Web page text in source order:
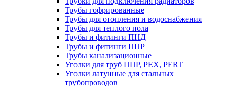
Трубы гофрированные
Трубы для отопления и водоснабжения
Трубы для теплого пола
Трубы и фитинги ПНД
Трубы и фитинги ППР
Трубы канализационные
Уголки для труб ППР, PEX, PERT
Уголки латунные для стальных
трубопроводов